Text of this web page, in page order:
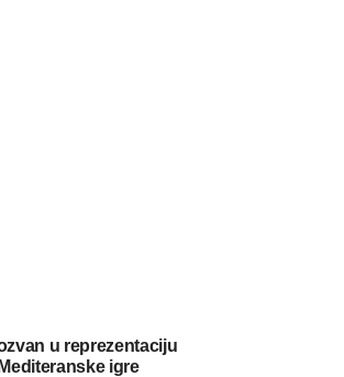
u reprezentaciju
igre